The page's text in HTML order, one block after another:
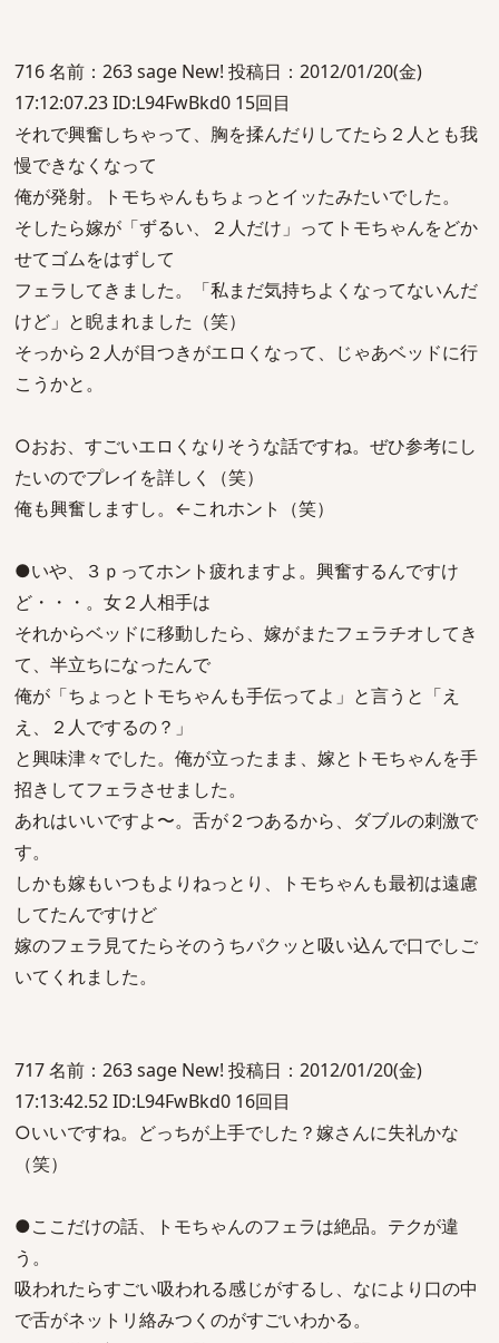
716 名前：263 sage New! 投稿日：2012/01/20(金)
17:12:07.23 ID:L94FwBkd0 15回目
それで興奮しちゃって、胸を揉んだりしてたら２人とも我
慢できなくなって
俺が発射。トモちゃんもちょっとイッたみたいでした。
そしたら嫁が「ずるい、２人だけ」ってトモちゃんをどか
せてゴムをはずして
フェラしてきました。「私まだ気持ちよくなってないんだ
けど」と睨まれました（笑）
そっから２人が目つきがエロくなって、じゃあベッドに行
こうかと。
○おお、すごいエロくなりそうな話ですね。ぜひ参考にし
たいのでプレイを詳しく（笑）
俺も興奮しますし。←これホント（笑）
●いや、３ｐってホント疲れますよ。興奮するんですけ
ど・・・。女２人相手は
それからベッドに移動したら、嫁がまたフェラチオしてき
て、半立ちになったんで
俺が「ちょっとトモちゃんも手伝ってよ」と言うと「え
え、２人でするの？」
と興味津々でした。俺が立ったまま、嫁とトモちゃんを手
招きしてフェラさせました。
あれはいいですよ〜。舌が２つあるから、ダブルの刺激で
す。
しかも嫁もいつもよりねっとり、トモちゃんも最初は遠慮
してたんですけど
嫁のフェラ見てたらそのうちパクッと吸い込んで口でしご
いてくれました。
717 名前：263 sage New! 投稿日：2012/01/20(金)
17:13:42.52 ID:L94FwBkd0 16回目
○いいですね。どっちが上手でした？嫁さんに失礼かな
（笑）
●ここだけの話、トモちゃんのフェラは絶品。テクが違
う。
吸われたらすごい吸われる感じがするし、なにより口の中
で舌がネットリ絡みつくのがすごいわかる。